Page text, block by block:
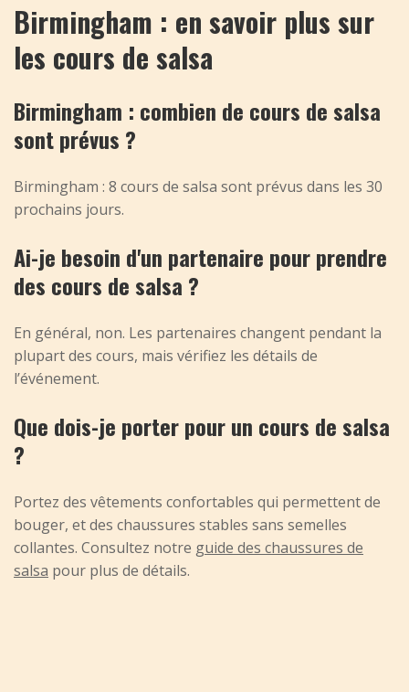
Birmingham : en savoir plus sur
les cours de salsa
Birmingham : combien de cours de salsa
sont prévus ?
Birmingham : 8 cours de salsa sont prévus dans les 30
prochains jours.
Ai-je besoin d'un partenaire pour prendre
des cours de salsa ?
En général, non. Les partenaires changent pendant la
plupart des cours, mais vérifiez les détails de
l’événement.
Que dois-je porter pour un cours de salsa
?
Portez des vêtements confortables qui permettent de
bouger, et des chaussures stables sans semelles
collantes. Consultez notre guide des chaussures de
salsa pour plus de détails.